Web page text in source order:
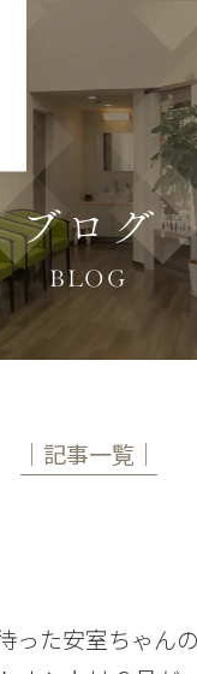
ブログ
BLOG
│記事一覧│
った安室ちゃん